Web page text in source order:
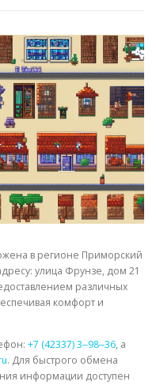
МЕТАЛЛОВ
в регионе Приморский
улица Фрунзе, дом 21
различных
комфорт и
+7 (42337) 3‒98‒36, а
. Для быстрого обмена
информации доступен